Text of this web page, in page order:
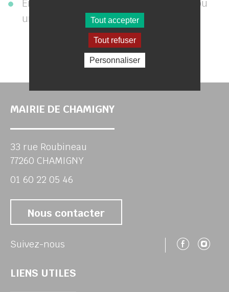
En cas de doute, contactez la mairie ou
un service officiel.
MAIRIE DE CHAMIGNY
33 rue Roubineau
77260 CHAMIGNY
01 60 22 05 46
Nous contacter
Suivez-nous
LIENS UTILES
Tout accepter
Tout refuser
Personnaliser